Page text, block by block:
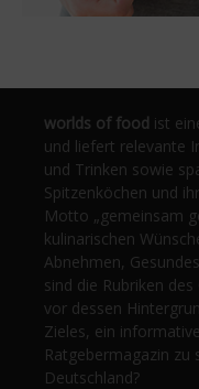
worlds of food ist
und liefert relevante
und Trinken sowie
Spitzenköchen und
Motto „gemeinsam
kulinarischen
Abnehmen,
sind die Rubriken
vor dessen
Zieles, ein
Ratgebermagazin zu
Deutschland?